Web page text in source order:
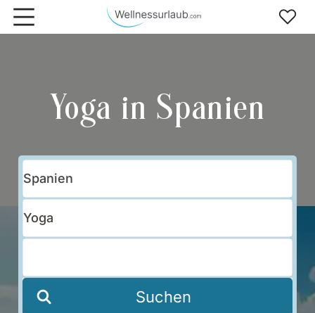
Zum Hauptinhalt springen
Yoga in Spanien
Suchen